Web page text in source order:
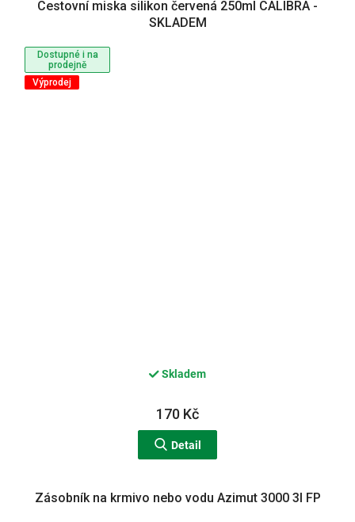
Dostupné i na
prodejně
Výprodej
Cestovní miska silikon červená 250ml CALIBRA -
SKLADEM
Skladem
170 Kč
Detail
Zásobník na krmivo nebo vodu Azimut 3000 3l FP